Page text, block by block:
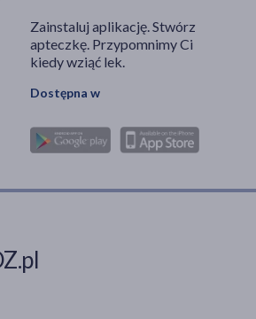
Zainstaluj aplikację. Stwórz
apteczkę. Przypomnimy Ci
kiedy wziąć lek.
Dostępna w